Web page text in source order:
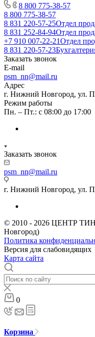
8 800 775-38-57
8 800 775-38-57
8 831 220-57-25Отдел
8 831 252-84-94Отдел
+7 910 007-22-21Отдел
8 831 220-57-23
Заказать звонок
E-mail
psm_nn@mail.ru
Адрес
г. Нижний Новгород, ул.
Режим работы
Пн. – Пт.: с 08:00 до 17:00
Заказать звонок
psm_nn@mail.ru
г. Нижний Новгород, ул.
© 2010 - 2026 ЦЕНТР
Новгород)
Политика
Версия для слабовидящих
Карта сайта
0
Корзина